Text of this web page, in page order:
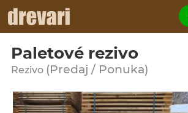
Paletové rezivo
Rezivo (Predaj / Ponuka)